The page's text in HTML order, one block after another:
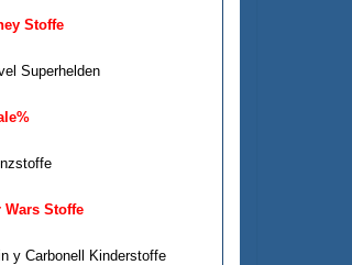
Stoffe
Superhelden
Wars Stoffe
y Carbonell Kinderstoffe